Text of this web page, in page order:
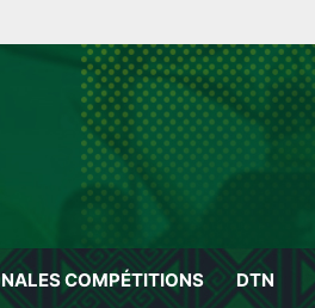
COMPÉTITIONS DTN